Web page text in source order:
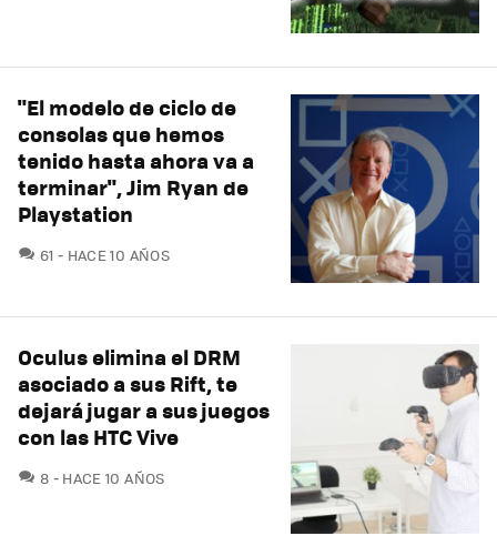
"El modelo de ciclo de
consolas que hemos
tenido hasta ahora va a
terminar", Jim Ryan de
Playstation
61 COMENTARIOS
HACE 10 AÑOS
Oculus elimina el DRM
asociado a sus Rift, te
dejará jugar a sus juegos
con las HTC Vive
8 COMENTARIOS
HACE 10 AÑOS